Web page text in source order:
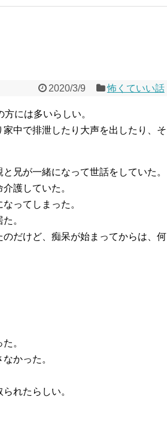
2020/3/9 怖くていい話
には多いらしい。
中で排泄したり大声を出したり、そ
兄が一緒になって世話をしていた。
護していた。
ってしまった。
。
だけど、痴呆が始まってからは、何
。
かった。
れたらしい。